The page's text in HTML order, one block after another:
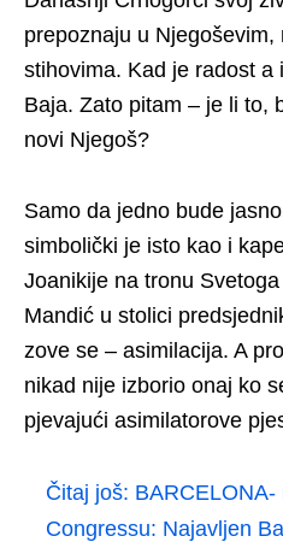
prepoznaju u Njegoševim,
stihovima. Kad je radost a
Baja. Zato pitam – je li to,
novi Njegoš?
Samo da jedno bude
simbolički je isto kao i
Joanikije na tronu
Mandić u stolici
zove se – asimilacija. A
nikad nije izborio onaj ko
pjevajući asimilatorove
Čitaj još: BARCELONA-
Congressu: Najavljen